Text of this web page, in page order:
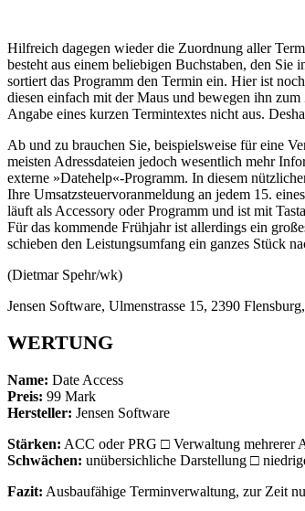
Hilfreich dagegen wieder die Zuordnung aller
besteht aus einem beliebigen Buchstaben, den
sortiert das Programm den Termin ein. Hier ist
diesen einfach mit der Maus und bewegen ihn
Angabe eines kurzen Termintextes nicht aus.
Ab und zu brauchen Sie, beispielsweise für eine
meisten Adressdateien jedoch wesentlich mehr
externe »Datehelp«-Programm. In diesem
Ihre Umsatzsteuervoranmeldung an jedem 15.
läuft als Accessory oder Programm und ist mit
Für das kommende Frühjahr ist allerdings ein
schieben den Leistungsumfang ein ganzes Stück
(Dietmar Spehr/wk)
Jensen Software, Ulmenstrasse 15, 2390 Flensburg,
WERTUNG
Name: Date Access
Preis: 99 Mark
Hersteller: Jensen Software
Stärken: ACC oder PRG □ Verwaltung mehrerer
Schwächen: unübersichliche Darstellung □
Fazit: Ausbaufähige Terminverwaltung, zur Zeit